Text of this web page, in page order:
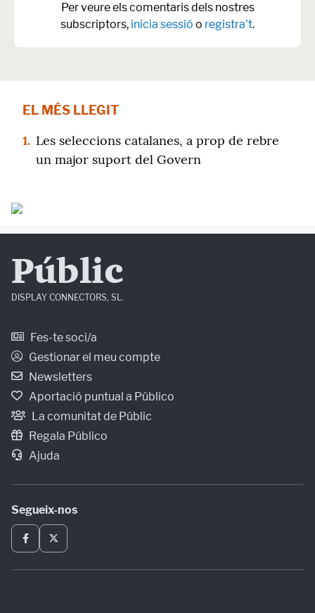
Per veure els comentaris dels nostres
subscriptors, inicia sessió o registra't.
EL MÉS LLEGIT
1. Les seleccions catalanes, a prop de rebre
un major suport del Govern
Públic
DISPLAY CONNECTORS, SL.
Fes-te soci/a
Gestionar el meu compte
Newsletters
Aportació puntual a Público
La comunitat de Públic
Regala Público
Ajuda
Segueix-nos